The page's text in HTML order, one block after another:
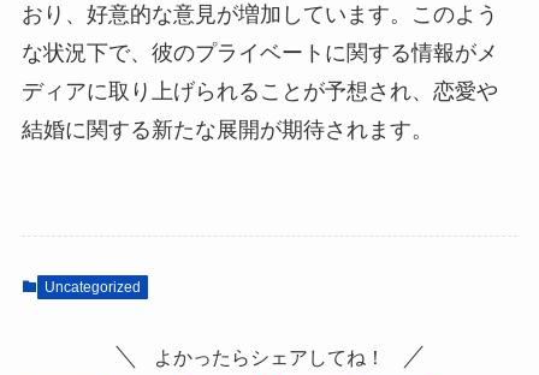
おり、好意的な意見が増加しています。このよう
な状況下で、彼のプライベートに関する情報がメ
ディアに取り上げられることが予想され、恋愛や
結婚に関する新たな展開が期待されます。
Uncategorized
よかったらシェアしてね！